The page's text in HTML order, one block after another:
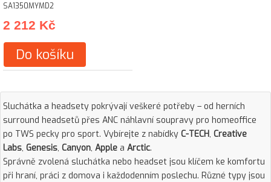
SA1350MYMD2
2 212 Kč
Do košíku
Sluchátka a headsety pokrývají veškeré potřeby – od herních
surround headsetů přes ANC náhlavní soupravy pro homeoffice
po TWS pecky pro sport. Vybírejte z nabídky C-TECH, Creative
Labs, Genesis, Canyon, Apple a Arctic.
Správně zvolená sluchátka nebo headset jsou klíčem ke komfortu
při hraní, práci z domova i každodenním poslechu. Různé typy jsou